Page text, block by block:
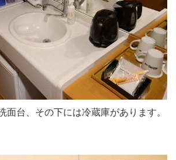
面台、その下には冷蔵庫があります。